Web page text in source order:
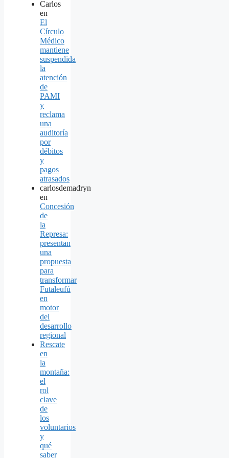
Carlos
en
El
Círculo
Médico
mantiene
suspendida
la
atención
de
PAMI
y
reclama
una
auditoría
por
débitos
y
pagos
atrasados
carlosdemadryn
en
Concesión
de
la
Represa:
presentan
una
propuesta
para
transformar
Futaleufú
en
motor
del
desarrollo
regional
Rescate
en
la
montaña:
el
rol
clave
de
los
voluntarios
y
qué
saber